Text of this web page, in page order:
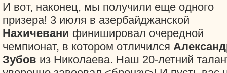
И вот, наконец, мы получили еще одного
призера! 3 июля в азербайджанской
Нахичевани финишировал очередной
чемпионат, в котором отличился
Зубов из Николаева. Наш 20-летний